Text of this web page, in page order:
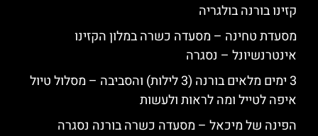
קזינו בורנה בולגריה
מסעדת טחינה – מסעדה כשרה במלון הקזינו
אינטרנשיונל – נסגרה
3 ימים מלאים בורנה (3 לילות) והסביבה – מסלול טיול
איפה לטייל ומה לראות ולעשות
הפינה של מיכאל – מסעדה כשרה בורנה נסגרה